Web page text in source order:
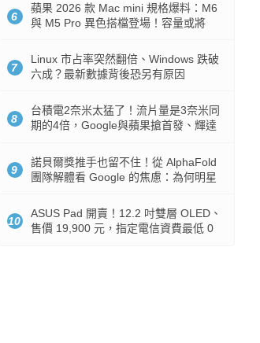
6
蘋果 2026 款 Mac mini 規格爆料：M6
與 M5 Pro 異色搭檔登場！容量或將
7
Linux 市占率突然翻倍、Windows 跌破
六成？最新數據背後恐另有原因
8
台積電2奈米太猛了！流片量是3奈米同
期的4倍，Google與蘋果搶首發、輝達
9
諾貝爾獎推手也留不住！從 AlphaFold
團隊解體看 Google 的焦慮：為何明星
10
ASUS Pad 開賣！12.2 吋雙層 OLED、
售價 19,900 元，指定電信資費最低 0